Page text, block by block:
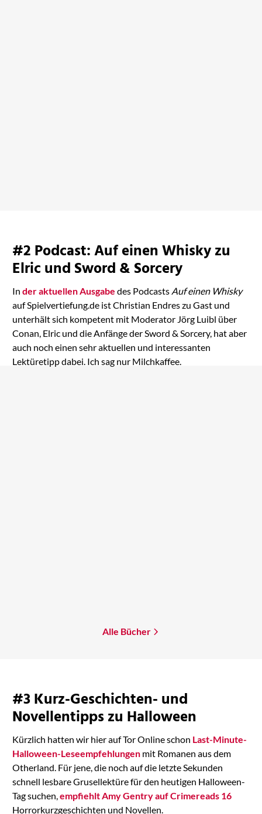
#2 Podcast: Auf einen Whisky zu
Elric und Sword & Sorcery
In der aktuellen Ausgabe des PodcastsAuf einen Whisky
auf Spielvertiefung.de ist Christian Endres zu Gast und
unterhält sich kompetent mit Moderator Jörg Luibl über
Conan, Elric und die Anfänge der Sword & Sorcery, hat aber
auch noch einen sehr aktuellen und interessanten
Lektüretipp dabei. Ich sag nur Milchkaffee.
Alle Bücher
#3 Kurz-Geschichten- und
Novellentipps zu Halloween
Kürzlich hatten wir hier auf Tor Online schon Last-Minute-
Halloween-Leseempfehlungenmit Romanen aus dem
Otherland. Für jene, die noch auf die letzte Sekunden
schnell lesbare Grusellektüre für den heutigen Halloween-
Tag suchen,empfiehlt Amy Gentry auf Crimereads 16
Horrorkurzgeschichten und Novellen.